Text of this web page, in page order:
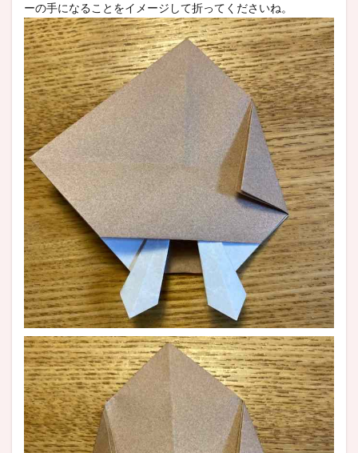
ーの手になることをイメージして折ってくださいね。